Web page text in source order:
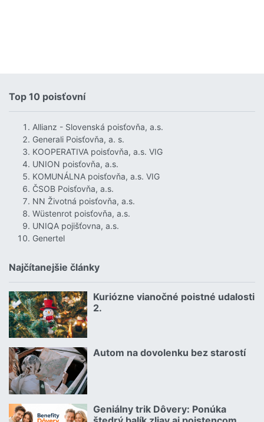
Top 10 poisťovní
Allianz - Slovenská poisťovňa, a.s.
Generali Poisťovňa, a. s.
KOOPERATIVA poisťovňa, a.s. VIG
UNION poisťovňa, a.s.
KOMUNÁLNA poisťovňa, a.s. VIG
ČSOB Poisťovňa, a.s.
NN Životná poisťovňa, a.s.
Wüstenrot poisťovňa, a.s.
UNIQA pojišťovna, a.s.
Genertel
Najčítanejšie články
Kuriózne vianočné poistné udalosti
2.
18.12.2024 | | redakcia
Autom na dovolenku bez starostí
02.07.2026 |
Geniálny trik Dôvery: Ponúka
06.07.2026 | | redakcia